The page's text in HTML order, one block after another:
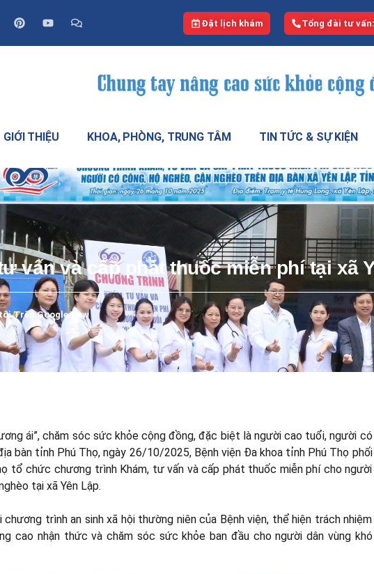
Đặt lịch khám Tổng đài tư vấn:
GIỚI THIỆU KHOA, PHÒNG, TRUNG TÂM TIN TỨC & SỰ KIỆN
vấn và cấp phát thuốc miễn phí tại xã
Trên Google New
ái”, chăm sóc sức khỏe cộng đồng, đặc biệt là người cao tuổi, người có
bàn tỉnh Phú Thọ, ngày 26/10/2025, Bệnh viện Đa khoa tỉnh Phú Thọ phối
tổ chức chương trình Khám, tư vấn và cấp phát thuốc miễn phí cho người
tại xã Yên Lập.
trình an sinh xã hội thường niên của Bệnh viện, thể hiện trách nhiệm
cao nhận thức và chăm sóc sức khỏe ban đầu cho người dân vùng khó